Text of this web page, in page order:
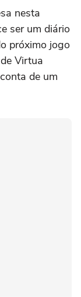
nesta
ser um diário
próximo jogo
Virtua
de um